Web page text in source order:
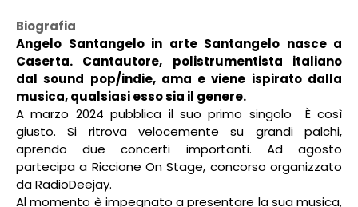
Biografia
Angelo Santangelo in arte Santangelo nasce a
Caserta. Cantautore, polistrumentista italiano
dal sound pop/indie, ama e viene ispirato dalla
musica, qualsiasi esso sia il genere.
A marzo 2024 pubblica il suo primo singolo
È così
giusto. Si ritrova velocemente su grandi palchi,
aprendo due concerti importanti. Ad agosto
partecipa a Riccione On Stage, concorso organizzato
da RadioDeejay.
Al momento è impegnato a presentare la sua musica,